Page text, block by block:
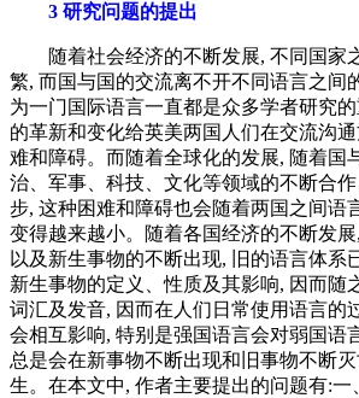
3 研究问题的提出
随着社会经济的不断发展, 不同国家
繁, 而国与国的交流离不开不同语言之间
为一门国际语言一直都是众多学者研究
的革新和变化给英美两国人们在交流沟
难和障碍。而随着全球化的发展, 随着国
治、军事、科技、文化等领域的不断合
步, 这种困难和障碍也会随着两国之间语
变得越来越小。随着各国经济的不断发
以及新生事物的不断出现, 旧的语言体系
新生事物的定义、性质及其影响, 因而随
词汇及发音, 因而在人们日常使用语言的
会相互影响, 特别是强国语言会对弱国语
总是会在新事物不断出现和旧事物不断
生。在本文中, 作者主要提出的问题有: